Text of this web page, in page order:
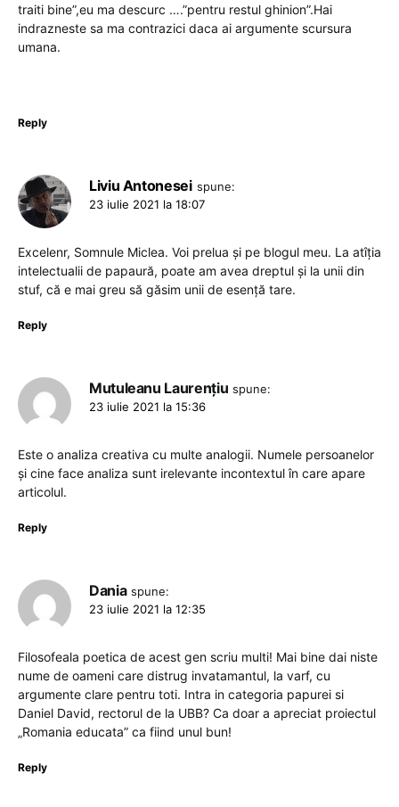
traiti bine”,eu ma descurc ….”pentru restul ghinion”.Hai
indrazneste sa ma contrazici daca ai argumente scursura
umana.
Reply
Liviu Antonesei spune:
23 iulie 2021 la 18:07
Excelenr, Somnule Miclea. Voi prelua și pe blogul meu. La atîția
intelectualii de papaură, poate am avea dreptul și la unii din
stuf, că e mai greu să găsim unii de esență tare.
Reply
Mutuleanu Laurențiu spune:
23 iulie 2021 la 15:36
Este o analiza creativa cu multe analogii. Numele persoanelor
și cine face analiza sunt irelevante incontextul în care apare
articolul.
Reply
Dania spune:
23 iulie 2021 la 12:35
Filosofeala poetica de acest gen scriu multi! Mai bine dai niste
nume de oameni care distrug invatamantul, la varf, cu
argumente clare pentru toti. Intra in categoria papurei si
Daniel David, rectorul de la UBB? Ca doar a apreciat proiectul
„Romania educata” ca fiind unul bun!
Reply